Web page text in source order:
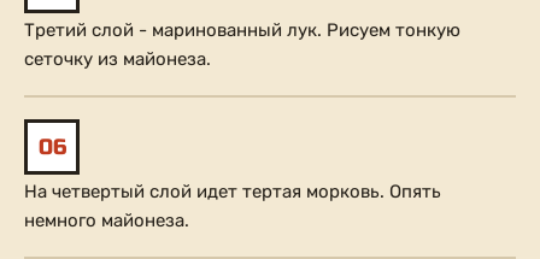
Третий слой - маринованный лук. Рисуем тонкую
сеточку из майонеза.
06
На четвертый слой идет тертая морковь. Опять
немного майонеза.